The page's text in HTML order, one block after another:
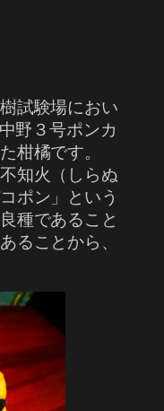
試験場におい
野３号ポンカ
柑橘です。
知火（しらぬ
ポン」という
種であること
ることから、